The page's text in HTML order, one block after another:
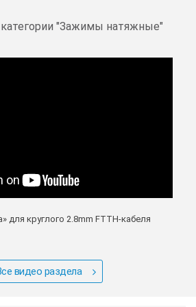
"Зажимы натяжные"
для круглого 2.8mm FTTH-кабеля
видео раздела